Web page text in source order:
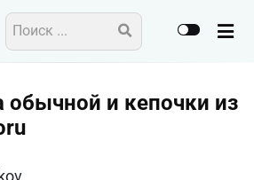
обычной и кепочки из